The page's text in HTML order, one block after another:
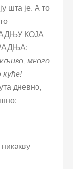
шта је. А то
КОЈА
много
куће!
дневно,